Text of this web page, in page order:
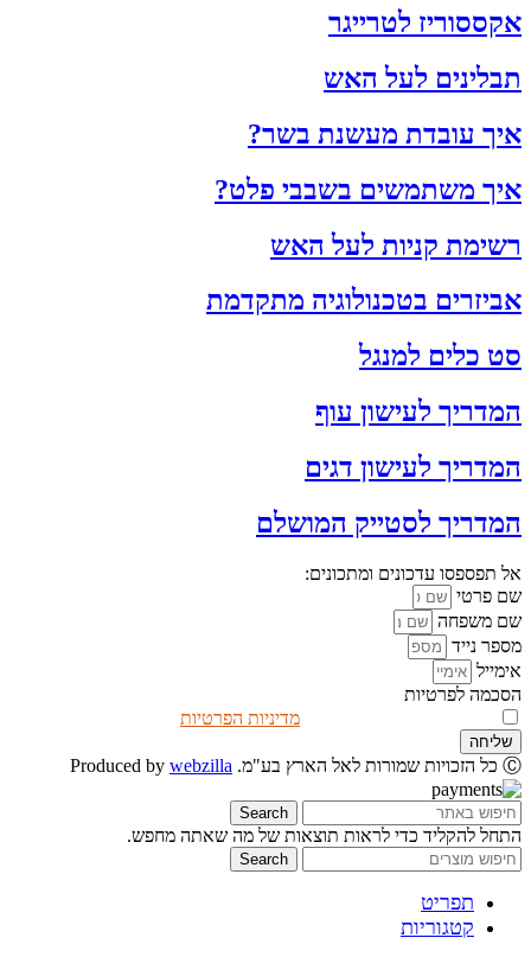
אקססוריז לטרייגר
תבלינים לעל האש
איך עובדת מעשנת בשר?
איך משתמשים בשבבי פלט?
רשימת קניות לעל האש
אביזרים בטכנולוגיה מתקדמת
סט כלים למנגל
המדריך לעישון עוף
המדריך לעישון דגים
המדריך לסטייק המושלם
אל תפספסו עדכונים ומתכונים:
שם פרטי
שם משפחה
מספר נייד
אימייל
הסכמה לפרטיות
מדיניות הפרטיות
שליחה
Ⓒ כל הזכויות שמורות לאל הארץ בע"מ. Produced by webzilla
Search
התחל להקליד כדי לראות תוצאות של מה שאתה מחפש.
Search
תפריט
קטגוריות